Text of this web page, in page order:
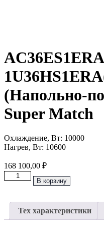
(Напольно-
Super Match
Охлаждение, Вт: 10000
Нагрев, Вт: 10600
168 100,00 ₽
Количество
1U36HS1ERA(S)
AC
В корзину
Тех характеристики